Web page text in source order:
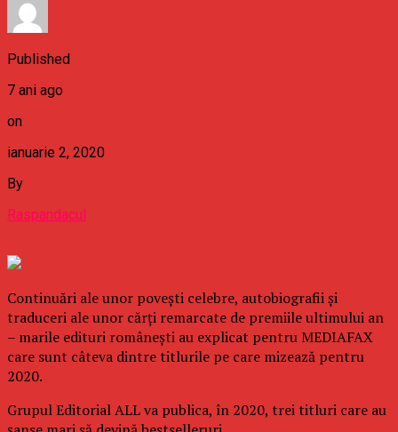
Published
7 ani ago
on
ianuarie 2, 2020
By
Raspandacul
Continuări ale unor poveşti celebre, autobiografii şi
traduceri ale unor cărţi remarcate de premiile ultimului an
– marile edituri româneşti au explicat pentru MEDIAFAX
care sunt câteva dintre titlurile pe care mizează pentru
2020.
Grupul Editorial ALL va publica, în 2020, trei titluri care au